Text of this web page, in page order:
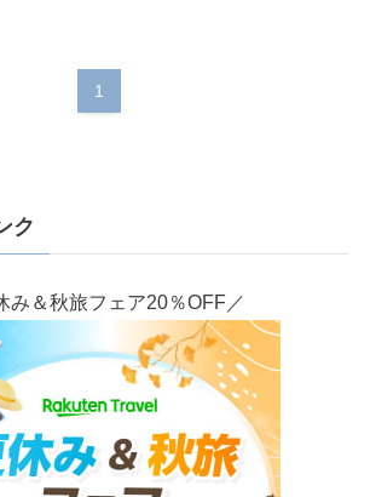
1
ク
み＆秋旅フェア20％OFF／